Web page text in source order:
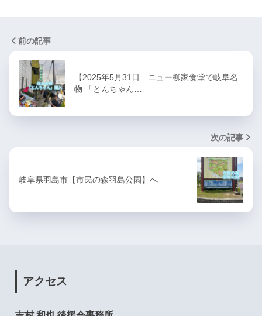
前の記事
【2025年5月31日 ニュー柳家食堂で岐阜名
物 「とんちゃん…
次の記事
岐阜県羽島市【市民の森羽島公園】へ
アクセス